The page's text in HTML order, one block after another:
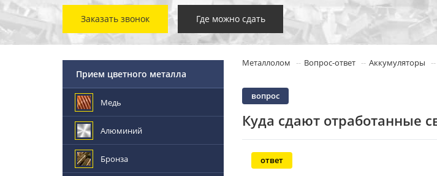
Заказать звонок Где можно сдать
Металлолом Вопрос-ответ Аккумуляторы
вопрос
Куда сдают отработанные
ответ
Прием цветного металла
Медь
Алюминий
Бронза